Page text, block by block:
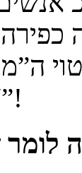
“דור השמיני”!